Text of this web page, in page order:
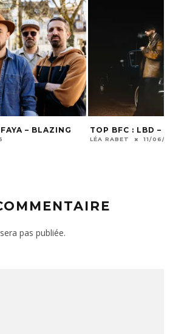
– BLAZING TOP BFC : LBD –
LÉA RABET 11/06/
pas publiée.